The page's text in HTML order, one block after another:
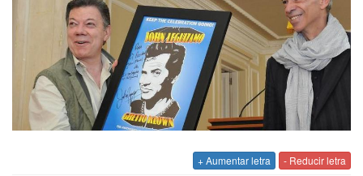
+ Aumentar letra - Reducir letra